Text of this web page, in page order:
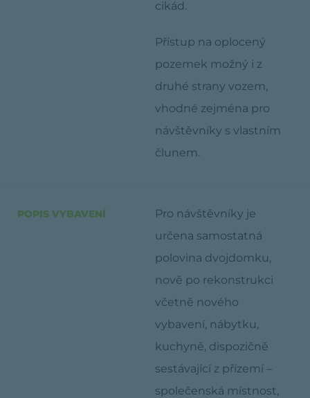
cikád.
Přístup na oplocený
pozemek možný i z
druhé strany vozem,
vhodné zejména pro
návštěvníky s vlastním
člunem.
POPIS VYBAVENÍ
Pro návštěvníky je
určena samostatná
polovina dvojdomku,
nově po rekonstrukci
včetně nového
vybavení, nábytku,
kuchyně, dispozičně
sestávající z přízemí –
společenská místnost,